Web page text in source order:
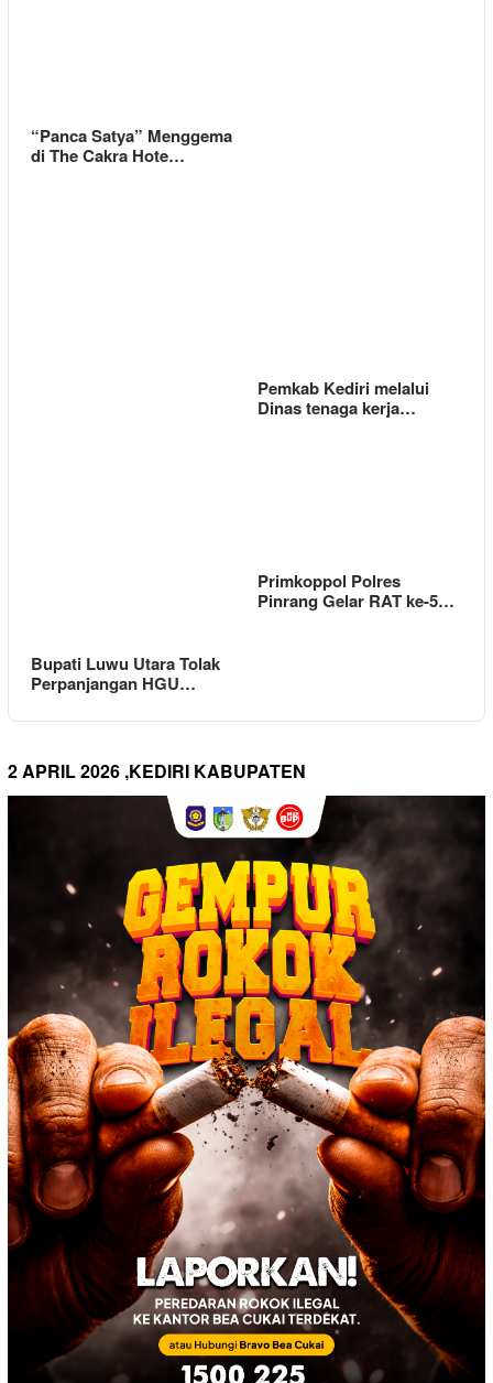
“Panca Satya” Menggema
di The Cakra Hote…
Pemkab Kediri melalui
Dinas tenaga kerja…
Bupati Luwu Utara Tolak
Perpanjangan HGU…
Primkoppol Polres
Pinrang Gelar RAT ke-5…
2 APRIL 2026 ,KEDIRI KABUPATEN